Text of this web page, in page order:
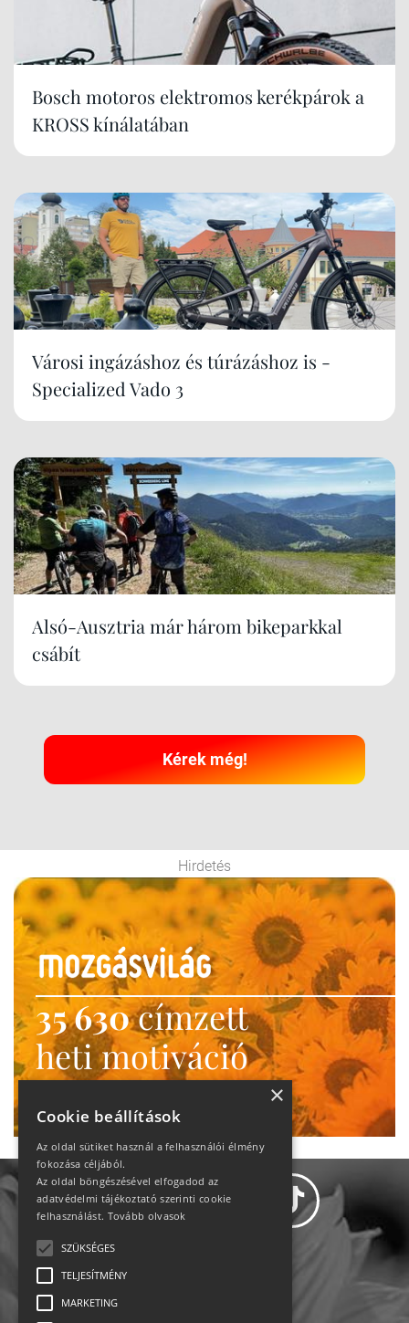
Bosch motoros elektromos kerékpárok a
KROSS kínálatában
Városi ingázáshoz és túrázáshoz is -
Specialized Vado 3
Alsó-Ausztria már három bikeparkkal
csábít
Kérek még!
Hirdetés
35 630címzett
heti motiváció
Ne maradj le!
×
Cookie beállítások
Az oldal sütiket használ a felhasználói élmény
fokozása céljából.
Az oldal böngészésével elfogadod az
adatvédelmi tájékoztató szerinti cookie
felhasználást. Tovább olvasok
SZÜKSÉGES
TELJESÍTMÉNY
MARKETING